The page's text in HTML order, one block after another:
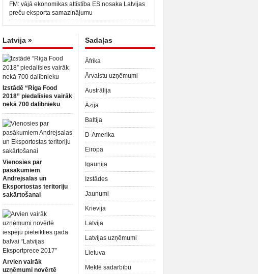
FM: vājā ekonomikas attīstība ES nosaka Latvijas
preču eksporta samazinājumu
Latvija »
Izstādē “Riga Food
2018” piedalīsies vairāk
nekā 700 dalībnieku
Vienosies par
pasākumiem
Andrejsalas un
Eksportostas teritoriju
sakārtošanai
Arvien vairāk
uzņēmumi novērtē
Sadaļas
Āfrika
Ārvalstu uzņēmumi
Austrālija
Āzija
Baltija
D-Amerika
Eiropa
Igaunija
Izstādes
Jaunumi
Krievija
Latvija
Latvijas uzņēmumi
Lietuva
Meklē sadarbību